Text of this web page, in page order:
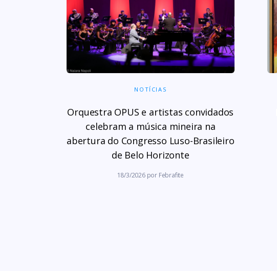
NOTÍCIAS
Orquestra OPUS e artistas convidados
celebram a música mineira na
abertura do Congresso Luso-Brasileiro
de Belo Horizonte
18/3/2026por Febrafite